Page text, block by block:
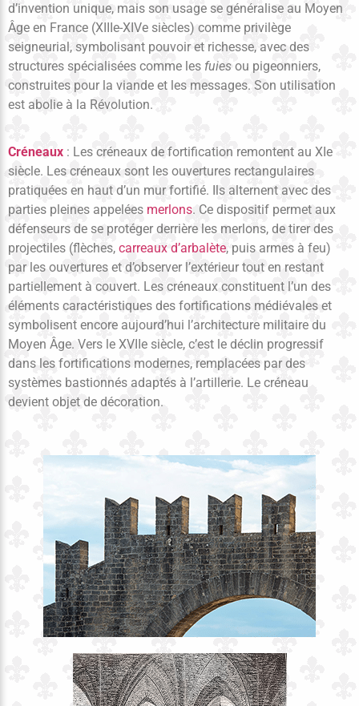
d’invention unique, mais son usage se généralise au Moyen
Âge en France (XIIIe-XIVe siècles) comme privilège
seigneurial, symbolisant pouvoir et richesse, avec des
structures spécialisées comme les fuies ou pigeonniers,
construites pour la viande et les messages. Son utilisation
est abolie à la Révolution.
Créneaux : Les créneaux de fortification remontent au XIe
siècle. Les créneaux sont les ouvertures rectangulaires
pratiquées en haut d’un mur fortifié. Ils alternent avec des
parties pleines appelées merlons. Ce dispositif permet aux
défenseurs de se protéger derrière les merlons, de tirer des
projectiles (flèches, carreaux d’arbalète, puis armes à feu)
par les ouvertures et d’observer l’extérieur tout en restant
partiellement à couvert. Les créneaux constituent l’un des
éléments caractéristiques des fortifications médiévales et
symbolisent encore aujourd’hui l’architecture militaire du
Moyen Âge. Vers le XVIIe siècle, c’est le déclin progressif
dans les fortifications modernes, remplacées par des
systèmes bastionnés adaptés à l’artillerie. Le créneau
devient objet de décoration.